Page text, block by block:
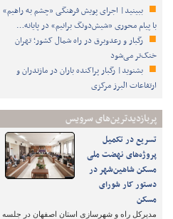
ببینید| اجرای پویش فرهنگی «چشم به راهیم»
با پیام محوری «شیش‌دونگ برانیم» در پایانه…
رگبار و رعدوبرق در راه شمال کشور؛ تهران
خنک‌تر می‌شود
بشنوید| رگبار پراکنده باران در مازندران و
ارتفاعات البرز مرکزی
پربازدیدترین‌های سرویس
تسریع در تکمیل
پروژه‌های نهضت ملی
مسکن شاهین‌شهر در
دستور کار شورای
مسکن
مدیرکل راه و شهرسازی استان اصفهان در جلسه